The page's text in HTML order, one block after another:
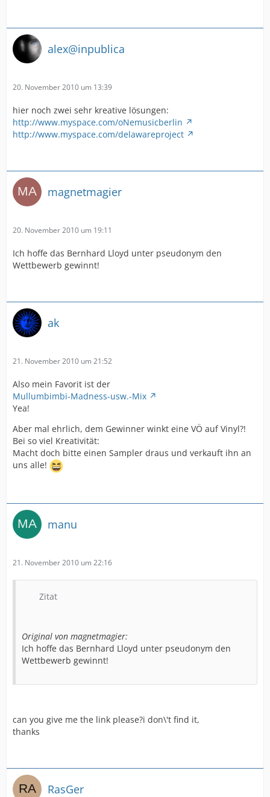
alex@inpublica
20. November 2010 um 13:39
hier noch zwei sehr kreative lösungen:
http://www.myspace.com/oNemusicberlin
http://www.myspace.com/delawareproject
magnetmagier
20. November 2010 um 19:11
Ich hoffe das Bernhard Lloyd unter pseudonym den
Wettbewerb gewinnt!
ak
21. November 2010 um 21:52
Also mein Favorit ist der
Mullumbimbi-Madness-usw.-Mix
Yea!
Aber mal ehrlich, dem Gewinner winkt eine VÖ auf Vinyl?!
Bei so viel Kreativität:
Macht doch bitte einen Sampler draus und verkauft ihn an
uns alle!
manu
21. November 2010 um 22:16
Zitat
Original von magnetmagier:
Ich hoffe das Bernhard Lloyd unter pseudonym den
Wettbewerb gewinnt!
can you give me the link please?i don\'t find it,
thanks
RasGer